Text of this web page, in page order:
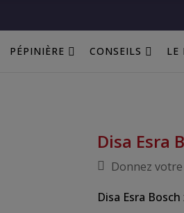
PÉPINIÈRE CONSEILS LE
Disa Esra
Donnez
Disa Esra